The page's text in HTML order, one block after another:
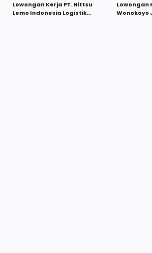
Lowongan Kerja PT. Nittsu
Lemo Indonesia Logistik
Lowongan
Wonokoyo